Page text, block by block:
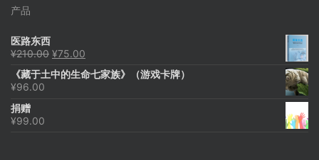
产品
医路东西
¥210.00 原
为：
¥75.00
价
《藏于土中的生命七家族》（游戏卡牌）
¥96.00
捐赠
¥99.00